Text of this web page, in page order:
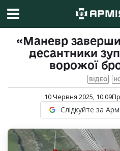
«Маневр
десантники
ворожої
ВІДЕО
10 Червня 2025, 10:09
Слідкуйте за